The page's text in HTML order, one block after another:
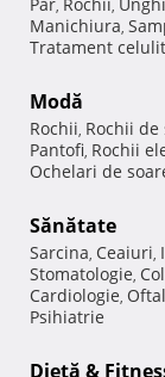
, ,
Manichiura,
Tratament
Modă
Rochii, Rochii de
Pantofi, Rochii
Ochelari de
Sănătate
Sarcina, Ceaiuri,
Stomatologie,
Cardiologie,
Psihiatrie
Dietă &